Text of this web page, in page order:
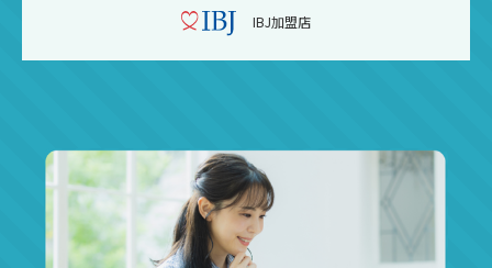
IBJ加盟店